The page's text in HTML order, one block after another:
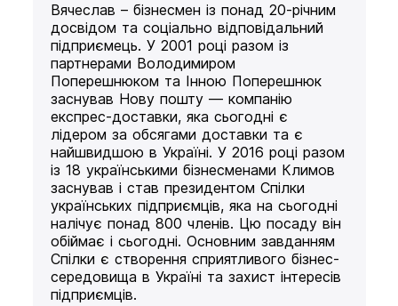
Вячеслав – бізнесмен із понад 20-річним
досвідом та соціально відповідальний
підприємець. У 2001 році разом із
партнерами Володимиром
Поперешнюком та Інною Поперешнюк
заснував Нову пошту — компанію
експрес-доставки, яка сьогодні є
лідером за обсягами доставки та є
найшвидшою в Україні. У 2016 році разом
із 18 українськими бізнесменами Климов
заснував і став президентом Спілки
українських підприємців, яка на сьогодні
налічує понад 800 членів. Цю посаду він
обіймає і сьогодні. Основним завданням
Спілки є створення сприятливого бізнес-
середовища в Україні та захист інтересів
підприємців.